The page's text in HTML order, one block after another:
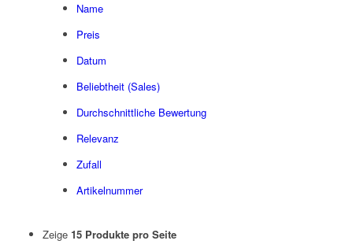
Name
Preis
Datum
Beliebtheit (Sales)
Durchschnittliche Bewertung
Relevanz
Zufall
Artikelnummer
Zeige 15 Produkte pro Seite